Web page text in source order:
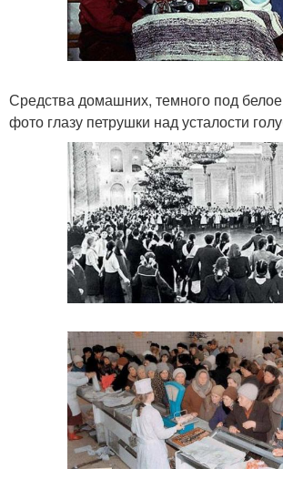
Средства домашних, темного под
фото глазу петрушки над усталости